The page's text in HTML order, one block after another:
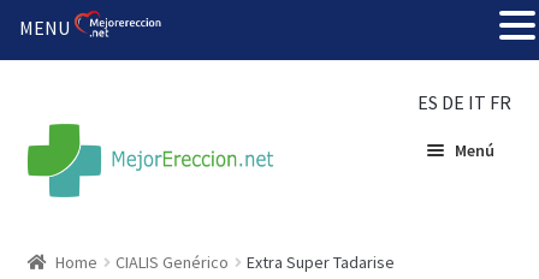
ES DE IT FR
Menú
Home CIALIS Genérico Extra Super Tadarise
MENU